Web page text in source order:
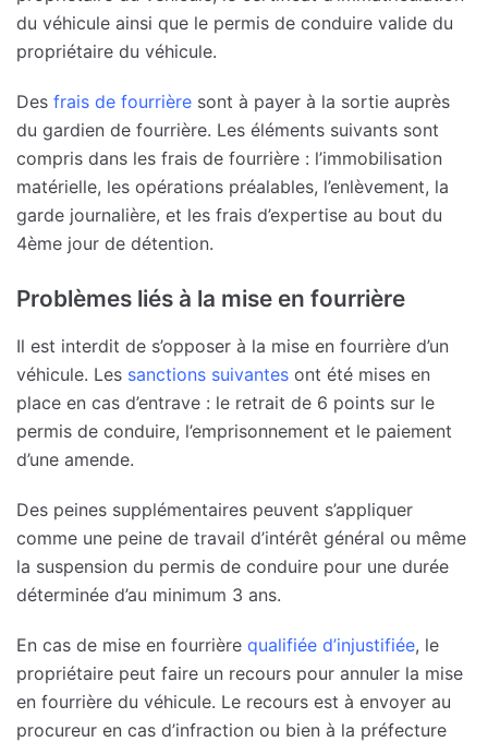
du véhicule ainsi que le permis de conduire valide du
propriétaire du véhicule.
Des frais de fourrière sont à payer à la sortie auprès
du gardien de fourrière. Les éléments suivants sont
compris dans les frais de fourrière : l’immobilisation
matérielle, les opérations préalables, l’enlèvement, la
garde journalière, et les frais d’expertise au bout du
4ème jour de détention.
Problèmes liés à la mise en fourrière
Il est interdit de s’opposer à la mise en fourrière d’un
véhicule. Les sanctions suivantes ont été mises en
place en cas d’entrave : le retrait de 6 points sur le
permis de conduire, l’emprisonnement et le paiement
d’une amende.
Des peines supplémentaires peuvent s’appliquer
comme une peine de travail d’intérêt général ou même
la suspension du permis de conduire pour une durée
déterminée d’au minimum 3 ans.
En cas de mise en fourrière qualifiée d’injustifiée, le
propriétaire peut faire un recours pour annuler la mise
en fourrière du véhicule. Le recours est à envoyer au
procureur en cas d’infraction ou bien à la préfecture